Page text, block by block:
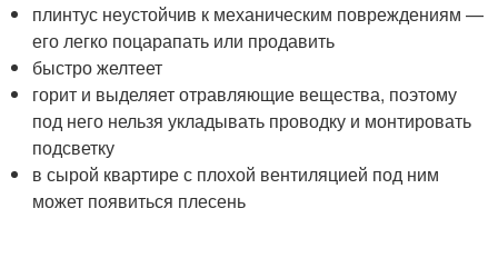
плинтус неустойчив к механическим повреждениям —
его легко поцарапать или продавить
быстро желтеет
горит и выделяет отравляющие вещества, поэтому
под него нельзя укладывать проводку и монтировать
подсветку
в сырой квартире с плохой вентиляцией под ним
может появиться плесень